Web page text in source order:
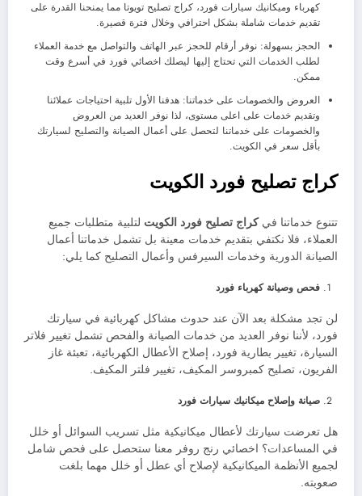
كهرباء وميكانيك سيارات فورد، كراج تصليح تويوتا مما يمنحنا القدرة على
تقديم خدمات شاملة بشكل احترافي وخلال فترة قصيرة.
الحجز بسهولة: نوفر أرقام للحجز عبر الهاتف والتواصل مع خدمة العملاء
لطلب الخدمات التي تحتاج إليها ليصلك اخصائي فورد في أسرع وقت
ممكن.
العروض والخصومات على خدماتنا: هدفنا الأول تلبية احتياجات عملائنا
وتقديم خدمات على اعلى مستوى، لذا نوفر العديد من العروض
والخصومات على خدماتنا لتحصل على أعمال الصيانة والتصليح لسيارتك
بأقل سعر في الكويت.
كراج تصليح فورد الكويت
تتنوع خدماتنا فيكراج تصليح فورد الكويت لتلبية متطلبات جميع
العملاء، فلا نكتفي بتقديم خدمات معينة بل تشمل خدماتنا أعمال
الصيانة الدورية وخدمات السيرفس وأعمال التصليح كما يلي:
فحص وصيانة كهرباء فورد
لن تجد مشكلة بعد الآن عند حدوث مشاكل كهربائية في سيارتك
فورد، لأننا نوفر العديد من خدمات الصيانة والفحص تشمل تغيير فلاتر
السيارة، تغيير بطارية فورد، إصلاح الأعطال الكهربائية، تعبئة غاز
الفريون، تصليح كمبروسر المكيف، تغيير فلتر المكيف.
صيانة وإصلاح ميكانيك سيارات فورد
هل تعرضت سيارتك لأعطال ميكانيكية مثل تسريب السوائل أو خلل
في المساعدات؟ اخصائي رنج روفر معنا ستحصل على فحص شامل
لجميع الأنظمة الميكانيكية لإصلاح أي عطل أو خلل مهما بلغت
صعوبته.